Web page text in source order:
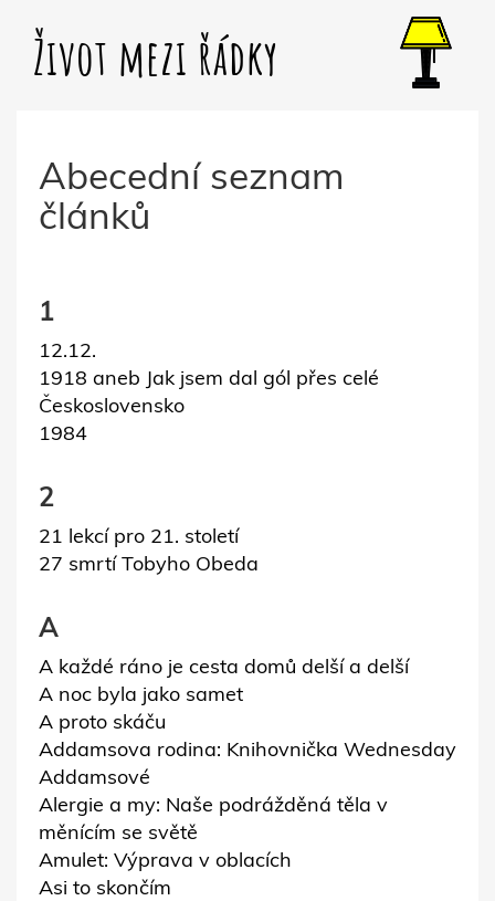
Život mezi řádky
Abecední seznam
článků
1
12.12.
1918 aneb Jak jsem dal gól přes celé
Československo
1984
2
21 lekcí pro 21. století
27 smrtí Tobyho Obeda
A
A každé ráno je cesta domů delší a delší
A noc byla jako samet
A proto skáču
Addamsova rodina: Knihovnička Wednesday
Addamsové
Alergie a my: Naše podrážděná těla v
měnícím se světě
Amulet: Výprava v oblacích
Asi to skončím